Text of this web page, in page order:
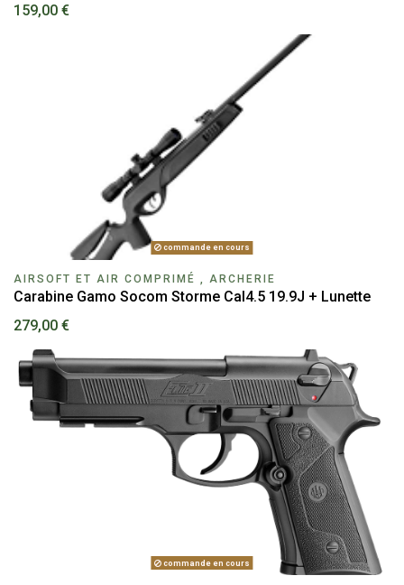
159,00 €
commande en cours
AIRSOFT ET AIR COMPRIMÉ , ARCHERIE
Carabine Gamo Socom Storme Cal4.5 19.9J + Lunette
279,00 €
commande en cours